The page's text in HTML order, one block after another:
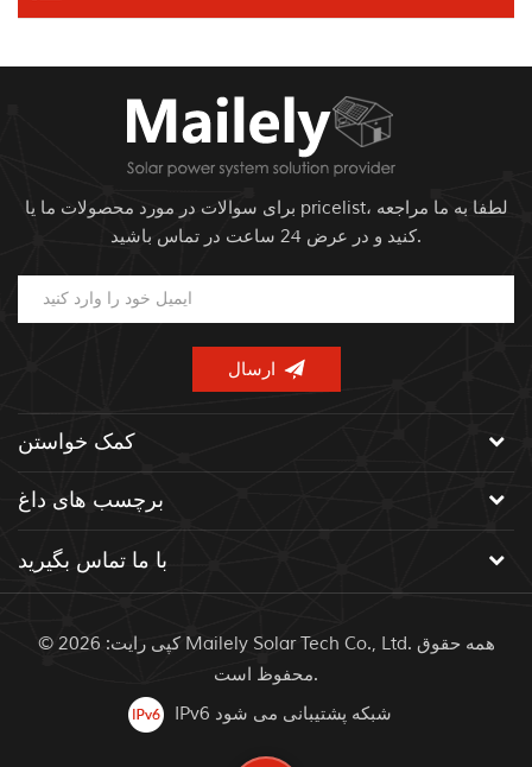
برای سوالات در مورد محصولات ما یا pricelist، لطفا به ما مراجعه
کنید و در عرض 24 ساعت در تماس باشید.
کمک خواستن
برچسب های داغ
با ما تماس بگیرید
© کپی رایت: 2026 Mailely Solar Tech Co., Ltd. همه حقوق
محفوظ است.
IPv6 شبکه پشتیبانی می شود